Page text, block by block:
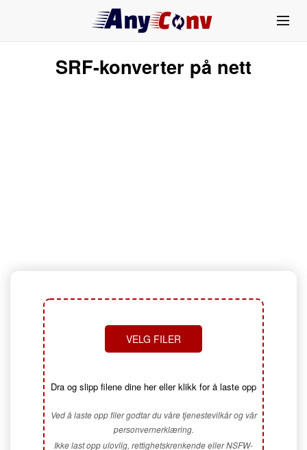
SRF-konverter på nett
VELG FILER
Dra og slipp filene dine her eller klikk for å laste opp
Ved å laste opp filer godtar du våre tjenestevilkår og vår
personvernerklæring.
Ikke last opp ulovlig, rettighetskrenkende eller NSFW-